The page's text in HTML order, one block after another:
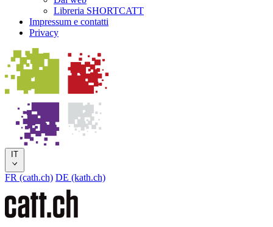
Libreria SHORTCATT
Impressum e contatti
Privacy
IT
FR (cath.ch) DE (kath.ch)